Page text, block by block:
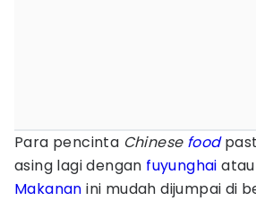
Para pencinta Chinese food
asing lagi dengan fuyunghai
Makanan ini mudah dijumpai di